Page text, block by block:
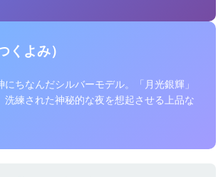
くよみ）
にちなんだシルバーモデル。「月光銀輝」
洗練された神秘的な夜を想起させる上品な